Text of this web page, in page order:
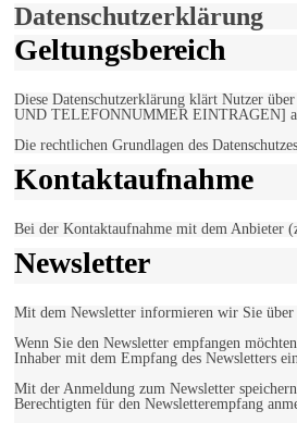
Datenschutzerklärung
Geltungsbereich
Diese Datenschutzerklärung klärt Nutzer
UND TELEFONNUMMER EINTRAGEN]
Die rechtlichen Grundlagen des
Kontaktaufnahme
Bei der Kontaktaufnahme mit dem Anbieter
Newsletter
Mit dem Newsletter informieren wir Sie über
Wenn Sie den Newsletter empfangen
Inhaber mit dem Empfang des Newsletters
Mit der Anmeldung zum Newsletter
Berechtigten für den Newsletterempfang